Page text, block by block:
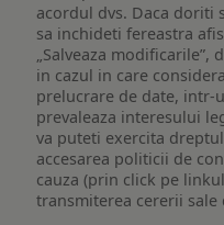
acordul dvs. Daca doriti
sa inchideti fereastra
„Salveaza
in cazul in care
prelucrare de date, intr-
prevaleaza interesului
va puteti exercita
accesarea politicii de
cauza (prin click pe
transmiterea cererii